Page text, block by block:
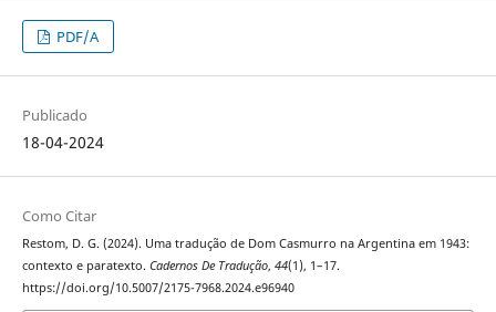
PDF/A
Publicado
18-04-2024
Como Citar
Restom, D. G. (2024). Uma tradução de Dom Casmurro na Argentina em 1943:
contexto e paratexto. Cadernos De Tradução, 44(1), 1–17.
https://doi.org/10.5007/2175-7968.2024.e96940